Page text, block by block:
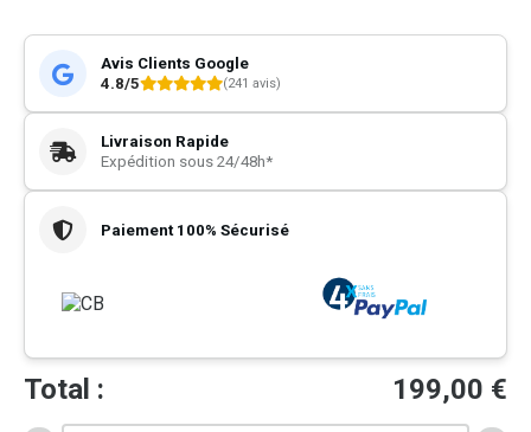
Avis Clients Google
4.8/5
(241 avis)
Livraison Rapide
Expédition sous 24/48h*
Paiement 100% Sécurisé
Total : 199,00 €